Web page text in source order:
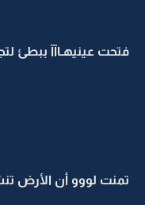
فتحت عينيهـاآآ ببطئ
تمنت لووو أن الأرض